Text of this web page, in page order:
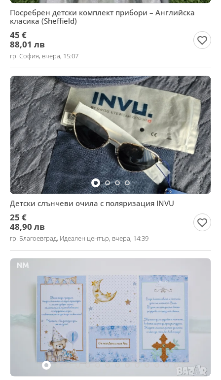
Посребрен детски комплект прибори – Английска
класика (Sheffield)
45 €
88,01 лв
гр. София, вчера, 15:07
Детски слънчеви очила с поляризация INVU
25 €
48,90 лв
гр. Благоевград, Идеален център, вчера, 14:39